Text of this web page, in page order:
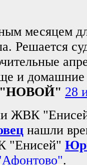
месяцем
Решается
и домашние
"НОВОЙ" 28
ЖВК
нашли
"Енисей"
.